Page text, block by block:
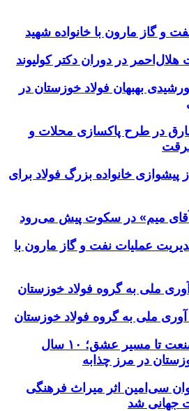
و گاز مارون با خانواده شهید
هلال‌احمر در دوران دکتر کولیوند
بهبهان فولاد خوزستان در
۸ نفر سارق در طرح پاکسازی محلات و
خانواده بزرگ فولاد برای
میم» در سکوت پیش می‌رود
عملیات نفت و گاز مارون با
ملی به گروه فولاد خوزستان
ملی به گروه فولاد خوزستان
از چرخ‌دنده‌های صنعت تا مسیر عشق؛ ۱۰ سال
در مرز چذابه
سی‌امین اثر میراث‌ فرهنگی
جهانی شد